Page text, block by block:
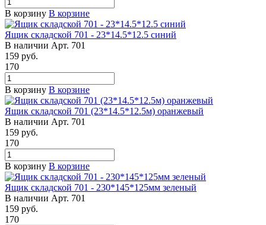
В корзину В корзине
Ящик складской 701 - 23*14.5*12.5 синий
В наличии Арт. 701
159 руб.
170
В корзину В корзине
Ящик складской 701 (23*14.5*12.5м) оранжевый
В наличии Арт. 701
159 руб.
170
В корзину В корзине
Ящик складской 701 - 230*145*125мм зеленый
В наличии Арт. 701
159 руб.
170